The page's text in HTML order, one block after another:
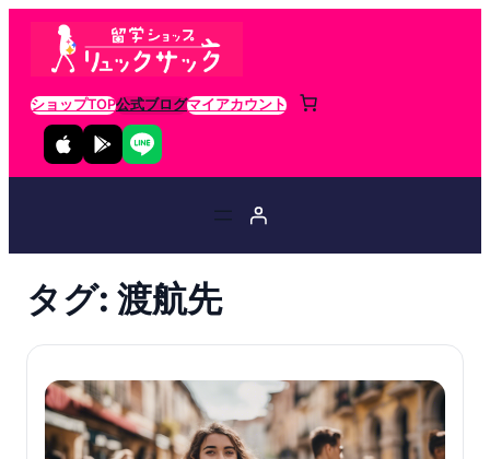
ショップTOP公式ブログマイアカウント
タグ: 渡航先